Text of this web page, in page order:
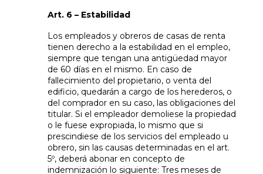
Art. 6 – Estabilidad
Los empleados y obreros de casas de renta
tienen derecho a la estabilidad en el empleo,
siempre que tengan una antigüedad mayor
de 60 días en el mismo. En caso de
fallecimiento del propietario, o venta del
edificio, quedarán a cargo de los herederos, o
del comprador en su caso, las obligaciones del
titular. Si el empleador demoliese la propiedad
o le fuese expropiada, lo mismo que si
prescindiese de los servicios del empleado u
obrero, sin las causas determinadas en el art.
5º, deberá abonar en concepto de
indemnización lo siguiente: Tres meses de